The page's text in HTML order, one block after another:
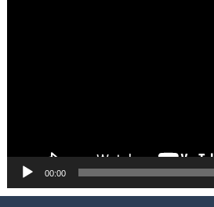
00:00